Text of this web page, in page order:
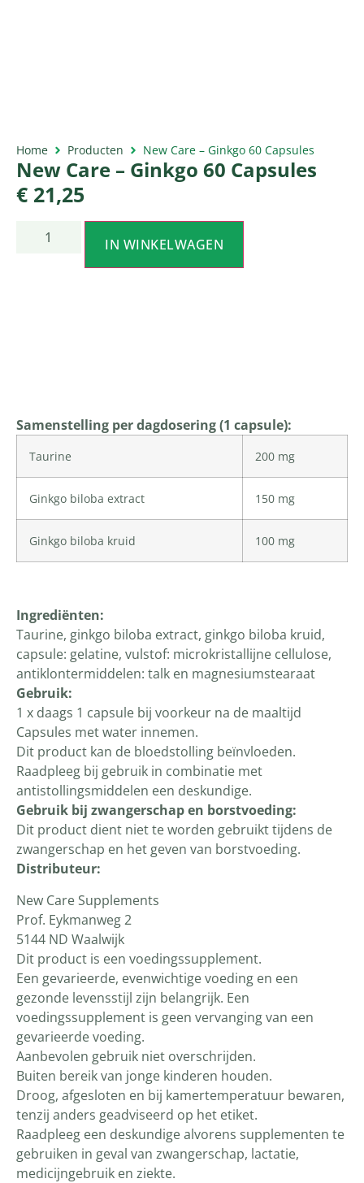
Home Producten New Care – Ginkgo 60 Capsules
New Care – Ginkgo 60 Capsules
€ 21,25
IN WINKELWAGEN
Samenstelling per dagdosering (1 capsule):
Taurine 200 mg
Ginkgo biloba extract 150 mg
Ginkgo biloba kruid 100 mg
Ingrediënten:
Taurine, ginkgo biloba extract, ginkgo biloba kruid,
capsule: gelatine, vulstof: microkristallijne cellulose,
antiklontermiddelen: talk en magnesiumstearaat
Gebruik:
1 x daags 1 capsule bij voorkeur na de maaltijd
Capsules met water innemen.
Dit product kan de bloedstolling beïnvloeden.
Raadpleeg bij gebruik in combinatie met
antistollingsmiddelen een deskundige.
Gebruik bij zwangerschap en borstvoeding:
Dit product dient niet te worden gebruikt tijdens de
zwangerschap en het geven van borstvoeding.
Distributeur:
New Care Supplements
Prof. Eykmanweg 2
5144 ND Waalwijk
Dit product is een voedingssupplement.
Een gevarieerde, evenwichtige voeding en een
gezonde levensstijl zijn belangrijk. Een
voedingssupplement is geen vervanging van een
gevarieerde voeding.
Aanbevolen gebruik niet overschrijden.
Buiten bereik van jonge kinderen houden.
Droog, afgesloten en bij kamertemperatuur bewaren,
tenzij anders geadviseerd op het etiket.
Raadpleeg een deskundige alvorens supplementen te
gebruiken in geval van zwangerschap, lactatie,
medicijngebruik en ziekte.